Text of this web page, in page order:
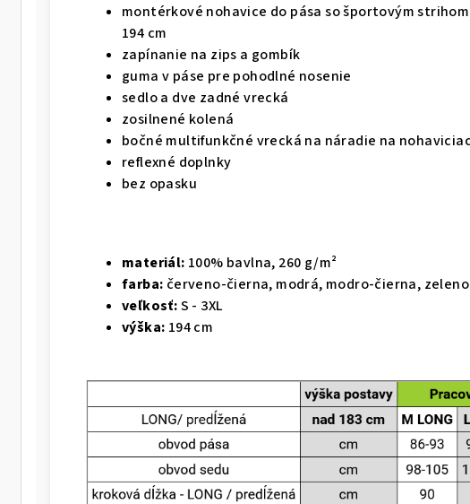
montérkové nohavice do pása so športovým
194 cm
zapínanie na zips a gombík
guma v páse pre pohodlné nosenie
sedlo a dve zadné vrecká
zosilnené kolená
bočné multifunkčné vrecká na náradie na
reflexné doplnky
bez opasku
materiál: 100% bavlna, 260 g/m²
farba: červeno-čierna, modrá, modro-čierna,
veľkosť:S - 3XL
výška: 194 cm